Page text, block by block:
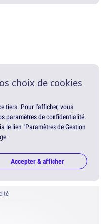
choix de cookies
tiers. Pour l'afficher, vous
paramètres de confidentialité.
le lien "Paramètres de Gestion
Accepter & afficher